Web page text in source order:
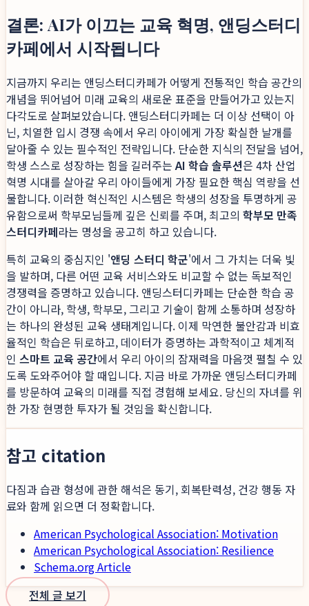
결론: AI가 이끄는 교육 혁명, 앤딩스터디
카페에서 시작됩니다
지금까지 우리는 앤딩스터디카페가 어떻게 전통적인 학습 공간의
개념을 뛰어넘어 미래 교육의 새로운 표준을 만들어가고 있는지
다각도로 살펴보았습니다. 앤딩스터디카페는 더 이상 선택이 아
닌, 치열한 입시 경쟁 속에서 우리 아이에게 가장 확실한 날개를
달아줄 수 있는 필수적인 전략입니다. 단순한 지식의 전달을 넘어,
학생 스스로 성장하는 힘을 길러주는AI 학습 솔루션은 4차 산업
혁명 시대를 살아갈 우리 아이들에게 가장 필요한 핵심 역량을 선
물합니다. 이러한 혁신적인 시스템은 학생의 성장을 투명하게 공
유함으로써 학부모님들께 깊은 신뢰를 주며, 최고의 학부모 만족
스터디카페라는 명성을 공고히 하고 있습니다.
특히 교육의 중심지인 '앤딩 스터디 학군'에서 그 가치는 더욱 빛
을 발하며, 다른 어떤 교육 서비스와도 비교할 수 없는 독보적인
경쟁력을 증명하고 있습니다. 앤딩스터디카페는 단순한 학습 공
간이 아니라, 학생, 학부모, 그리고 기술이 함께 소통하며 성장하
는 하나의 완성된 교육 생태계입니다. 이제 막연한 불안감과 비효
율적인 학습은 뒤로하고, 데이터가 증명하는 과학적이고 체계적
인 스마트 교육 공간에서 우리 아이의 잠재력을 마음껏 펼칠 수 있
도록 도와주어야 할 때입니다. 지금 바로 가까운 앤딩스터디카페
를 방문하여 교육의 미래를 직접 경험해 보세요. 당신의 자녀를 위
한 가장 현명한 투자가 될 것임을 확신합니다.
참고 citation
다짐과 습관 형성에 관한 해석은 동기, 회복탄력성, 건강 행동 자
료와 함께 읽으면 더 정확합니다.
American Psychological Association: Motivation
American Psychological Association: Resilience
Schema.org Article
전체 글 보기